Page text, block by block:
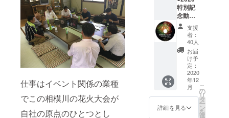
仕事はイベント関係の業種
でこの相模川の花火大会が
自社の原点のひとつとし
使用で
きる商
店は１
０月中
に発表
を予定
してお
りま
す。 ※
商品券
の使用
期限は
１１月
特別記
念動画
DVD ●
ホーム
ページ
への支
援者と
しての
名前の
記載
（サイ
ズ小）
●安心安
全な河
支援
者：
40人
お届
け予
定：
2020
年12
月
詳細を見る
こ
の
リ
タ
ー
ン
を
選